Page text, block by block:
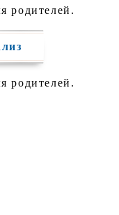
родителей.
родителей.